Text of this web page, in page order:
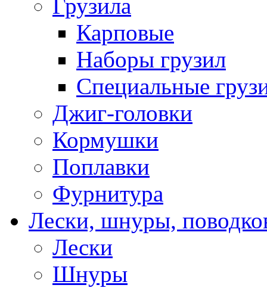
Грузила
Карповые
Наборы грузил
Специальные
Джиг-головки
Кормушки
Поплавки
Фурнитура
Лески, шнуры,
Лески
Шнуры